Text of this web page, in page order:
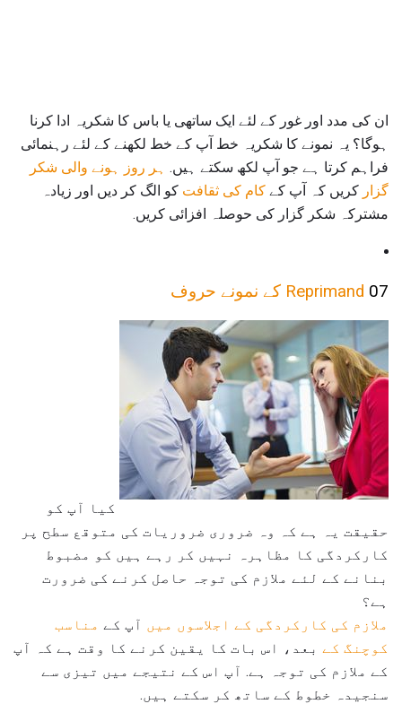
ان کی مدد اور غور کے لئے ایک ساتھی یا باس کا شکریہ ادا کرنا
ہوگا؟ یہ نمونے کا شکریہ خط آپ کے خط لکھنے کے لئے رہنمائی
فراہم کرتا ہے جو آپ لکھ سکتے ہیں. ہر روز ہونے والی شکر
گزار کریں کہ آپ کے کام کی ثقافت کو الگ کر دیں اور زیادہ
مشترکہ شکر گزار کی حوصلہ افزائی کریں.
07 Reprimand کے نمونے حروف
کیا آپ کو
حقیقت یہ ہے کہ وہ ضروری ضروریات کی متوقع سطح پر
کارکردگی کا مظاہرہ نہیں کر رہے ہیں کو مضبوط
بنانے کے لئے ملازم کی توجہ حاصل کرنے کی ضرورت
ہے؟
ملازم کی کارکردگی کے اجلاسوں میں آپ کے مناسب
کوچنگ کے بعد، اس بات کا یقین کرنے کا وقت ہے کہ آپ
کے ملازم کی توجہ ہے. آپ اس کے نتیجے میں تیزی سے
سنجیدہ خطوط کے ساتھ کر سکتے ہیں.